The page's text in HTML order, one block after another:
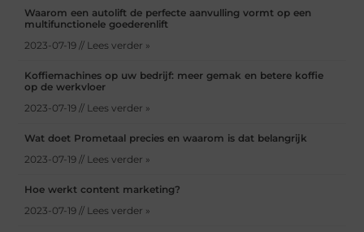
Waarom een autolift de perfecte aanvulling vormt op een
multifunctionele goederenlift
2023-07-19 // Lees verder »
Koffiemachines op uw bedrijf: meer gemak en betere koffie
op de werkvloer
2023-07-19 // Lees verder »
Wat doet Prometaal precies en waarom is dat belangrijk
2023-07-19 // Lees verder »
Hoe werkt content marketing?
2023-07-19 // Lees verder »